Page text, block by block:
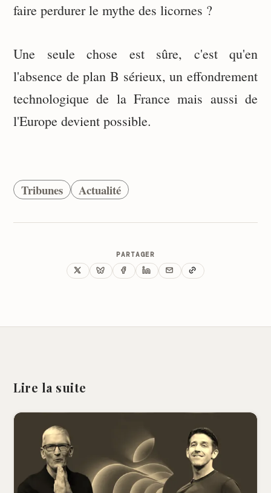
faire perdurer le mythe des licornes ?
Une seule chose est sûre, c'est qu'en
l'absence de plan B sérieux, un effondrement
technologique de la France mais aussi de
l'Europe devient possible.
Tribunes Actualité
PARTAGER
Lire la suite